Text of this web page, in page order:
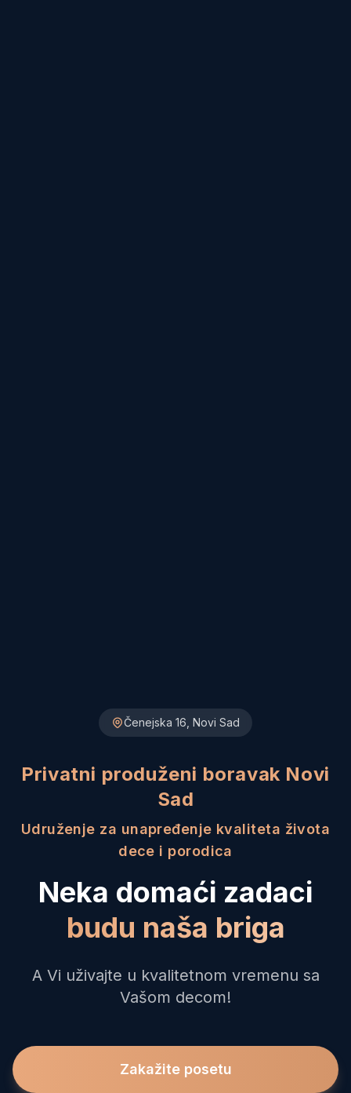
Čenejska 16, Novi Sad
Privatni produženi boravak Novi
Sad
Udruženje za unapređenje kvaliteta života
dece i porodica
Neka domaći zadaci
budu naša briga
A Vi uživajte u kvalitetnom vremenu sa
Vašom decom!
Zakažite posetu